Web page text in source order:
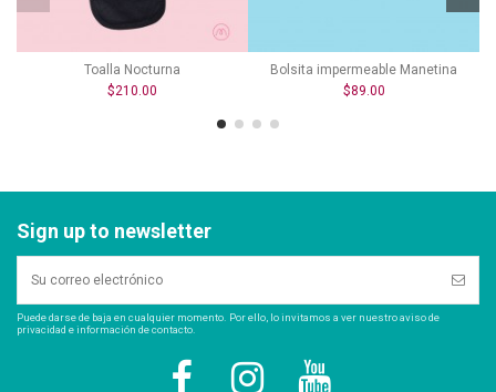
Toalla Nocturna
$210.00
Bolsita impermeable Manetina
$89.00
Sign up to newsletter
Puede darse de baja en cualquier momento. Por ello, lo invitamos a ver nuestro aviso de
privacidad e información de contacto.